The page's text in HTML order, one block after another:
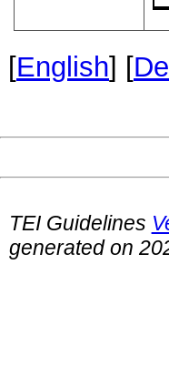
[English] [
TEI Guidelines
generated on